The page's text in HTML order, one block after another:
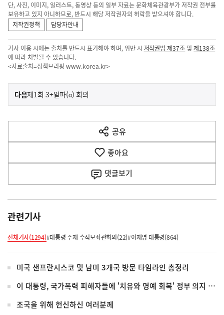
단, 사진, 이미지, 일러스트, 동영상 등의 일부 자료는 문화체육관광부가 저작권 전부를
보유하고 있지 아니하므로, 반드시 해당 저작권자의 허락을 받으셔야 합니다.
저작권정책
담당자안내
기사 이용 시에는 출처를 반드시 표기해야 하며, 위반 시 저작권법 제37조 및제138조
에 따라 처벌될 수 있습니다.
<자료출처=정책브리핑 www.korea.kr>
이
전
다
음
다음기
사
제1회 3+알파(α) 회의
공유
열
기
좋아요
댓글보기
관련기사
전체기사(1294)#대통령 주재 수석보좌관회의(22)#이재명 대통령(864)
미국 샌프란시스코 및 남미 3개국 방문 타임라인 총정리
이 대통령, 국가폭력 피해자들에 '치유와 명예 회복' 정부 의지 전달
조국을 위해 헌신하신 여러분께